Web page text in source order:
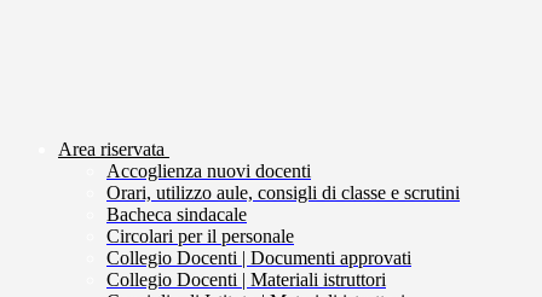
Area riservata
Accoglienza nuovi docenti
Orari, utilizzo aule, consigli di classe e scrutini
Bacheca sindacale
Circolari per il personale
Collegio Docenti | Documenti approvati
Collegio Docenti | Materiali istruttori